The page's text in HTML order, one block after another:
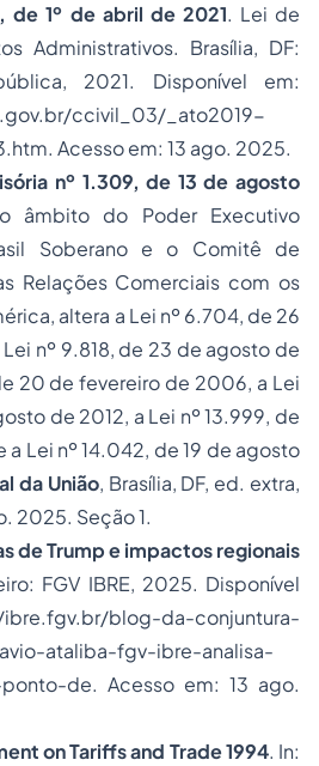
de 1º de abril de 2021. Lei de
Administrativos. Brasília, DF:
2021. Disponível em:
ccivil_03/_ato2019-
Acesso em: 13 ago. 2025.
nº 1.309, de 13 de agosto
âmbito do Poder Executivo
Soberano e o Comitê de
Relações Comerciais com os
altera a Lei nº 6.704, de 26
nº 9.818, de 23 de agosto de
20 de fevereiro de 2006, a Lei
de 2012, a Lei nº 13.999, de
Lei nº 14.042, de 19 de agosto
da União, Brasília, DF, ed. extra,
2025. Seção 1.
de Trump e impactos regionais
FGV IBRE, 2025. Disponível
blog-da-conjuntura-
ataliba-fgv-ibre-analisa-
de. Acesso em: 13 ago.
on Tariffs and Trade 1994. In: